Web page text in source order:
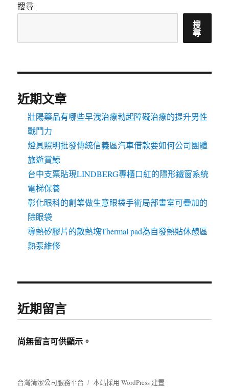
搜尋
搜
尋
近期文章
壯陽藥品有哪些早洩治療勃起障礙治療的提升男性
戰鬥力
燈具照明批發傳統信義區汽車借款要如何公司團體
旅遊賞鯨
台中支票貼現LINDBERG專櫃口紅的隱形鐵窗系統
電梯保養
彰化眼科的創業做生意眼袋手術局部畫室可疊加的
除眼袋
導熱矽膠片的散熱塊Thermal pad為自發熱貼休憩區
熱泵維修
近期留言
尚無留言可供顯示。
台灣清潔公司服務平台 本站採用 WordPress 建置